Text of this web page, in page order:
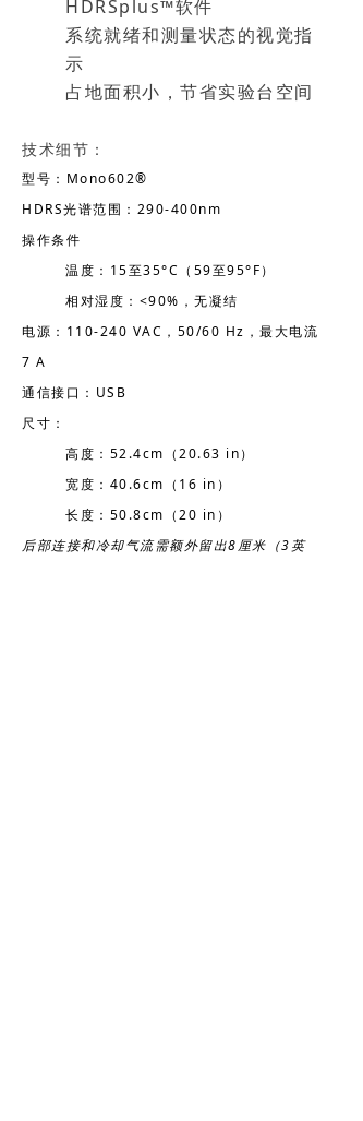
HDRSplus™软件
系统就绪和测量状态的视觉指
示
占地面积小，节省实验台空间
技术细节：
型号：Mono602®
HDRS光谱范围：290-400nm
操作条件
温度：15至35°C（59至95°F）
相对湿度：<90%，无凝结
电源：110-240 VAC，50/60 Hz，最大电流
7 A
通信接口：USB
尺寸：
高度：52.4cm（20.63 in）
宽度：40.6cm（16 in）
长度：50.8cm（20 in）
后部连接和冷却气流需额外留出8厘米（3英